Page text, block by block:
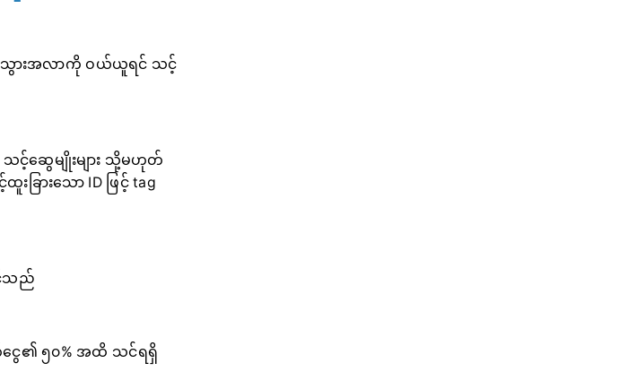
ားအလာကို ဝယ်ယူရင် သင့်
ဆွေမျိုးများ သို့မဟုတ်
ြားသော ID ဖြင့် tag
သည်
ေ၏ ၅၀% အထိ သင်ရရှိ